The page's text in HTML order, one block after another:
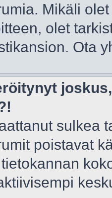
Mikäli
olet
Ota
sulkea
poistavat